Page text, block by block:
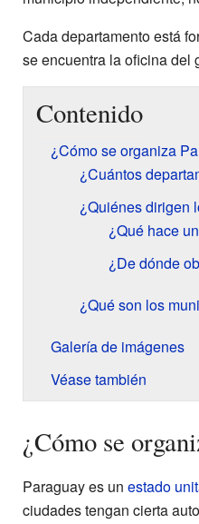
Cada departamento está
se encuentra la oficina del
Contenido
¿Cómo se organiza
¿Cuántos
¿Quiénes dirigen
¿Qué hace
¿De dónde
¿Qué son los
Galería de imágenes
Véase también
¿Cómo se
Paraguay es un estado
ciudades tengan cierta